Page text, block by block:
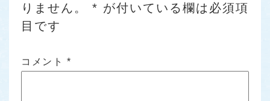
りません。
* が付いている欄は必須項
目です
コメント *